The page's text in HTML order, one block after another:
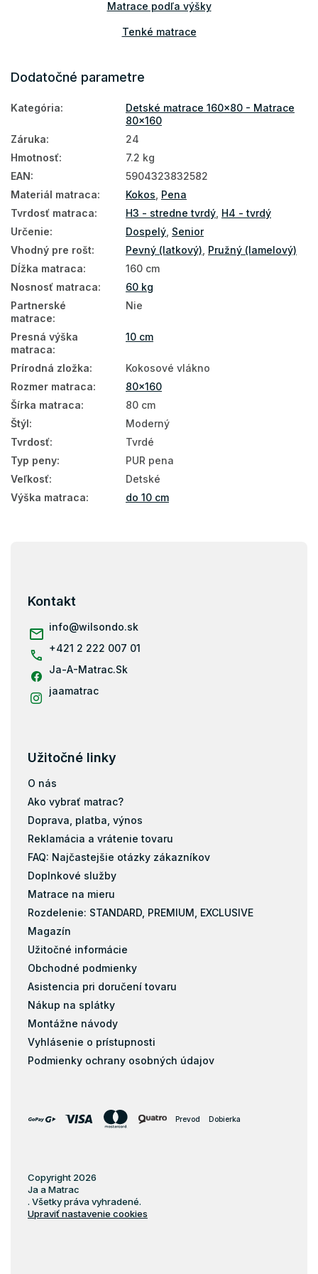
Matrace podľa výšky
Tenké matrace
Podlahové matrace
Matrace na zem
Najpredávanejšie matrace
Obojstranné matrace
Tvrdé matrace
Detské matrace podľa rozmeru
Detské matrace podľa materiálu
Detské matrace podľa veku
Detské kokosové matrace
Matrace pre novorodencov
Matrace pre bábätká
Detské nezónované matrace
Matrace tvrdosť H3
Matrace tvrdosť H4
Dodatočné parametre
Kategória:
Detské matrace 160x80 - Matrace
80x160
Záruka:
24
Hmotnosť:
7.2 kg
EAN:
5904323832582
Materiál matraca: Kokos Pena
Tvrdosť matraca: H3 - stredne tvrdý H4 - tvrdý
Určenie: Dospelý Senior
Vhodný pre rošt: Pevný (latkový) Pružný (lamelový)
Dĺžka matraca:
160 cm
Nosnosť matraca:
60 kg
Partnerské
matrace:
Nie
Presná výška
matraca:
10 cm
Prírodná zložka:
Kokosové vlákno
Rozmer matraca:
80x160
Šírka matraca:
80 cm
Štýl:
Moderný
Tvrdosť:
Tvrdé
Typ peny:
PUR pena
Veľkosť:
Detské
Výška matraca: do 10 cm
Kontakt
info@wilsondo.sk
+421 2 222 007 01
Ja-A-Matrac.Sk
jaamatrac
Užitočné linky
O nás
Ako vybrať matrac?
Doprava, platba, výnos
Reklamácia a vrátenie tovaru
FAQ: Najčastejšie otázky zákazníkov
Doplnkové služby
Matrace na mieru
Rozdelenie: STANDARD, PREMIUM, EXCLUSIVE
Magazín
Užitočné informácie
Obchodné podmienky
Asistencia pri doručení tovaru
Nákup na splátky
Montážne návody
Vyhlásenie o prístupnosti
Podmienky ochrany osobných údajov
Prevod Dobierka
Copyright 2026
Ja a Matrac
. Všetky práva vyhradené.
Upraviť nastavenie cookies